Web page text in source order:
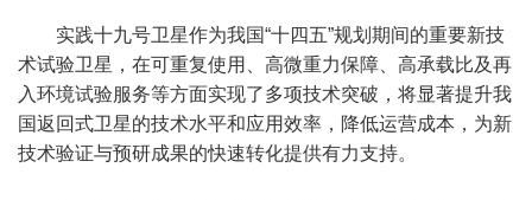
实践十九号卫星作为我国“十四五”规划期间的重要新技
术试验卫星，在可重复使用、高微重力保障、高承载比及再
入环境试验服务等方面实现了多项技术突破，将显著提升我
国返回式卫星的技术水平和应用效率，降低运营成本，为新
技术验证与预研成果的快速转化提供有力支持。